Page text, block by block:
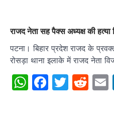
राजद नेता सह पैक्स अध्यक्ष की हत्या
पटना। बिहार प्रदेश राजद के
रोसड़ा थाना इलाके में राजद नेता
WhatsApp